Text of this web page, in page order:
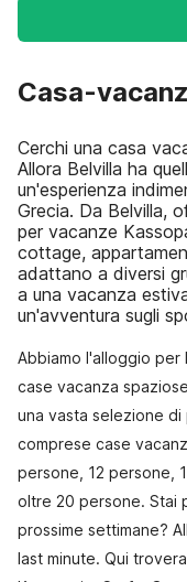
Casa-
Cerchi una casa
Allora Belvilla ha
un'esperienza
Grecia. Da Belvilla,
per vacanze
cottage,
adattano a diversi
a una vacanza
un'avventura sugli
Abbiamo l'alloggio
case vacanza
una vasta selezione di
comprese case
persone, 12 persone,
oltre 20 persone. Stai
prossime settimane?
last minute. Qui